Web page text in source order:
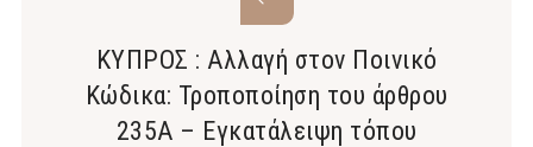
ΚΥΠΡΟΣ : Αλλαγή στον Ποινικό
Κώδικα: Τροποποίηση του άρθρου
235Α – Εγκατάλειψη τόπου